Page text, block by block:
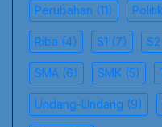
Perubahan (11) Politik
Riba (4) S1 (7) S2
SMA (6) SMK (5)
Undang-Undang (9)